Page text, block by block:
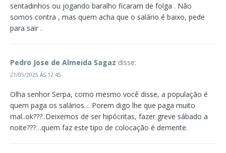
sentadinhos ou jogando baralho ficaram de folga . Não
somos contra , mas quem acha que o salário é baixo, pede
para sair .
Pedro Jose de Almeida Sagaz disse:
21/05/2025 ÀS 12:45
Olha senhor Serpa, como mesmo você disse, a população é
quem paga os salários… Porem digo lhe que paga muito
mal..ok???..Deixemos de ser hipócritas, fazer greve sábado a
noite???…quem faz este tipo de colocação é demente.